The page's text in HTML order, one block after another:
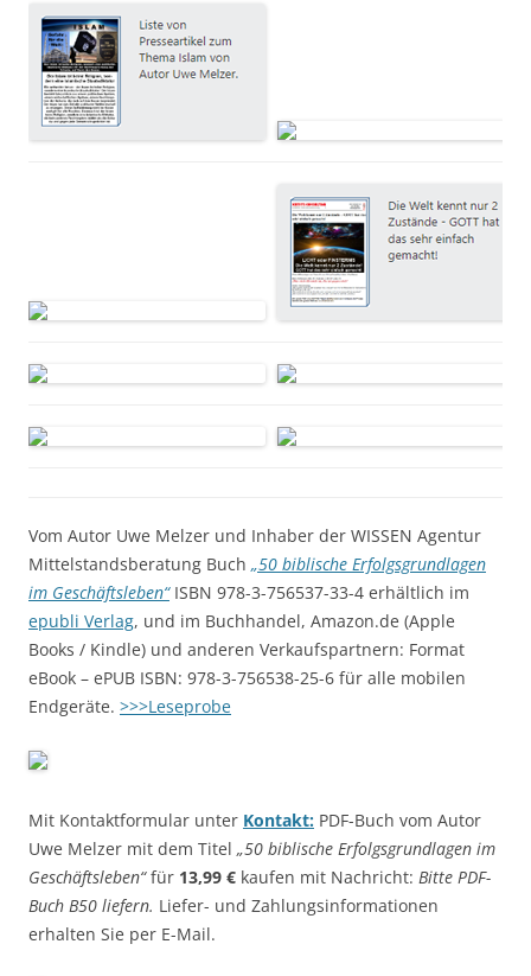
Vom Autor Uwe Melzer und Inhaber der WISSEN Agentur
Mittelstandsberatung Buch „50 biblische Erfolgsgrundlagen
im Geschäftsleben“ISBN 978-3-756537-33-4 erhältlich im
epubli Verlag, und im Buchhandel, Amazon.de (Apple
Books / Kindle) und anderen Verkaufspartnern: Format
eBook – ePUB ISBN: 978-3-756538-25-6 für alle mobilen
Endgeräte. >>>Leseprobe
Mit Kontaktformular unter Kontakt: PDF-Buch vom Autor
Uwe Melzer mit dem Titel „50 biblische Erfolgsgrundlagen im
Geschäftsleben“für 13,99 € kaufen mit Nachricht: Bitte PDF-
Buch B50 liefern. Liefer- und Zahlungsinformationen
erhalten Sie per E-Mail.